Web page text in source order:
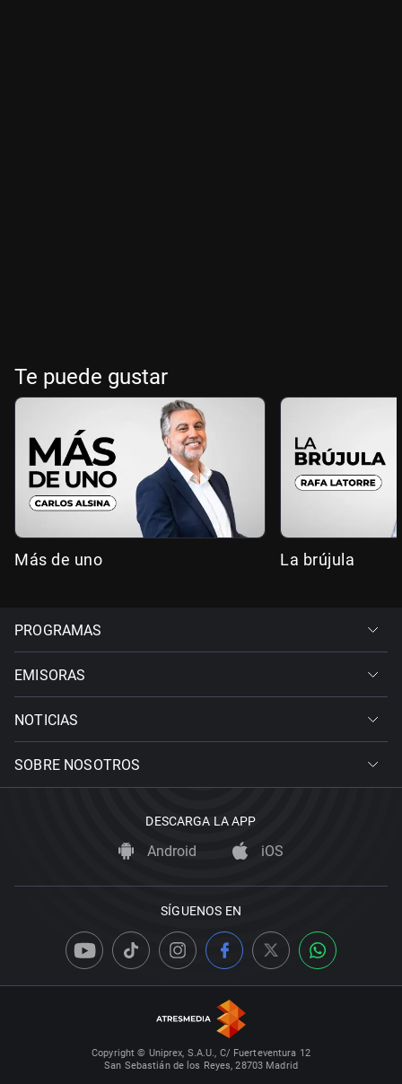
Te puede gustar
Más de uno La brújula
PROGRAMAS
EMISORAS
NOTICIAS
SOBRE NOSOTROS
DESCARGA LA APP
Android iOS
SÍGUENOS EN
Copyright © Uniprex, S.A.U., C/ Fuerteventura 12
San Sebastián de los Reyes, 28703 Madrid